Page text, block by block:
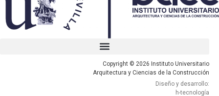
Copyright © 2026 Instituto Universitario
Arquitectura y Ciencias de la Construcción
Diseño y desarrollo:
h-tecnología